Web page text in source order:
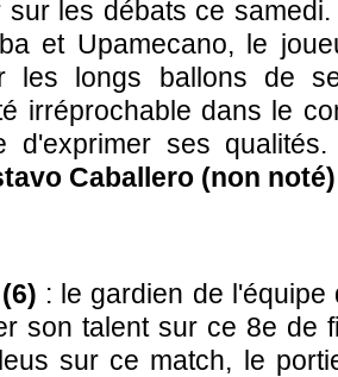
les débats ce
et Upamecano, le
les longs ballons de
irréprochable dans le
d'exprimer ses
Caballero (non noté)
: le gardien de
son talent sur ce 8e de
sur ce match, le